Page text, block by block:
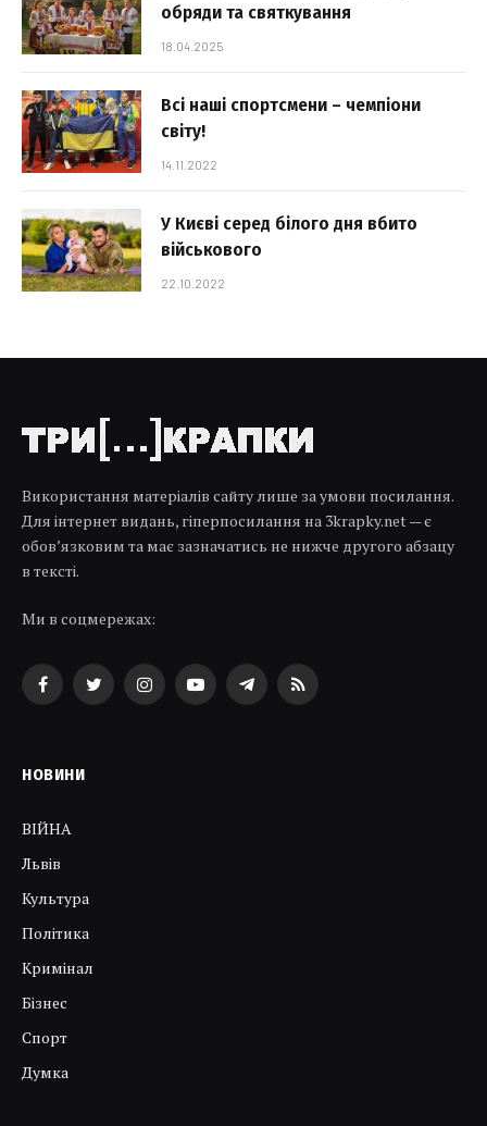
обряди та святкування
18.04.2025
Всі наші спортсмени – чемпіони
світу!
14.11.2022
У Києві серед білого дня вбито
військового
22.10.2022
Використання матеріалів сайту лише за умови посилання.
Для інтернет видань, гіперпосилання на 3krapky.net — є
обов’язковим та має зазначатись не нижче другого абзацу
в тексті.
Ми в соцмережах:
FacebookTwitterInstagramYouTubeTelegramRSS
НОВИНИ
ВІЙНА
Львів
Культура
Політика
Кримінал
Бізнес
Спорт
Думка